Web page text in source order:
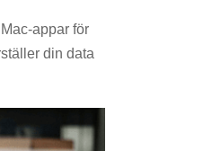
appar för
din data